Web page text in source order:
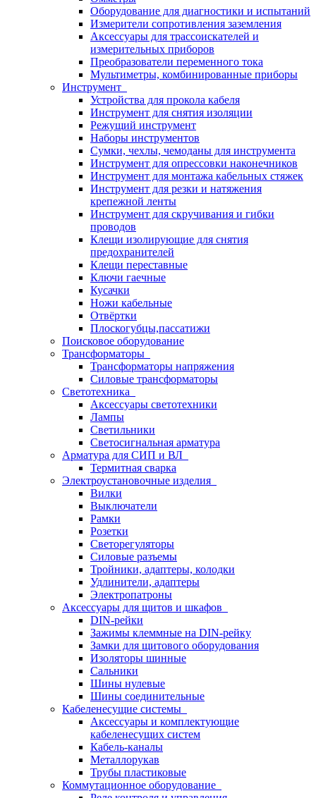
Оборудование для диагностики и испытаний
Измерители сопротивления заземления
Аксессуары для трассоискателей и
измерительных приборов
Преобразователи переменного тока
Мультиметры, комбинированные приборы
Инструмент
Устройства для прокола кабеля
Инструмент для снятия изоляции
Режущий инструмент
Наборы инструментов
Сумки, чехлы, чемоданы для инструмента
Инструмент для опрессовки наконечников
Инструмент для монтажа кабельных стяжек
Инструмент для резки и натяжения
крепежной ленты
Инструмент для скручивания и гибки
проводов
Клещи изолирующие для снятия
предохранителей
Клещи переставные
Ключи гаечные
Кусачки
Ножи кабельные
Отвёртки
Плоскогубцы,пассатижи
Поисковое оборудование
Трансформаторы
Трансформаторы напряжения
Силовые трансформаторы
Светотехника
Аксессуары светотехники
Лампы
Светильники
Светосигнальная арматура
Арматура для СИП и ВЛ
Термитная сварка
Электроустановочные изделия
Вилки
Выключатели
Рамки
Розетки
Светорегуляторы
Силовые разъемы
Тройники, адаптеры, колодки
Удлинители, адаптеры
Электропатроны
Аксессуары для щитов и шкафов
DIN-рейки
Зажимы клеммные на DIN-рейку
Замки для щитового оборудования
Изоляторы шинные
Сальники
Шины нулевые
Шины соединительные
Кабеленесущие системы
Аксессуары и комплектующие
кабеленесущих систем
Кабель-каналы
Металлорукав
Трубы пластиковые
Коммутационное оборудование